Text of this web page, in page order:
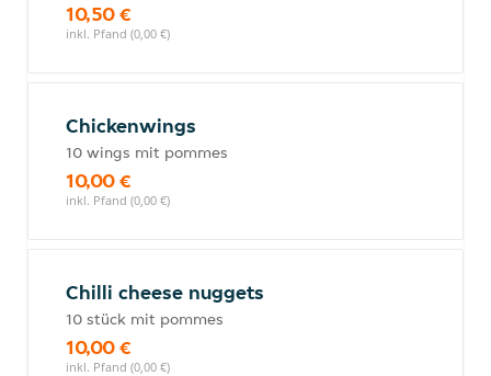
10,50 €
inkl. Pfand (0,00 €)
Chickenwings
10 wings mit pommes
10,00 €
inkl. Pfand (0,00 €)
Chilli cheese nuggets
10 stück mit pommes
10,00 €
inkl. Pfand (0,00 €)